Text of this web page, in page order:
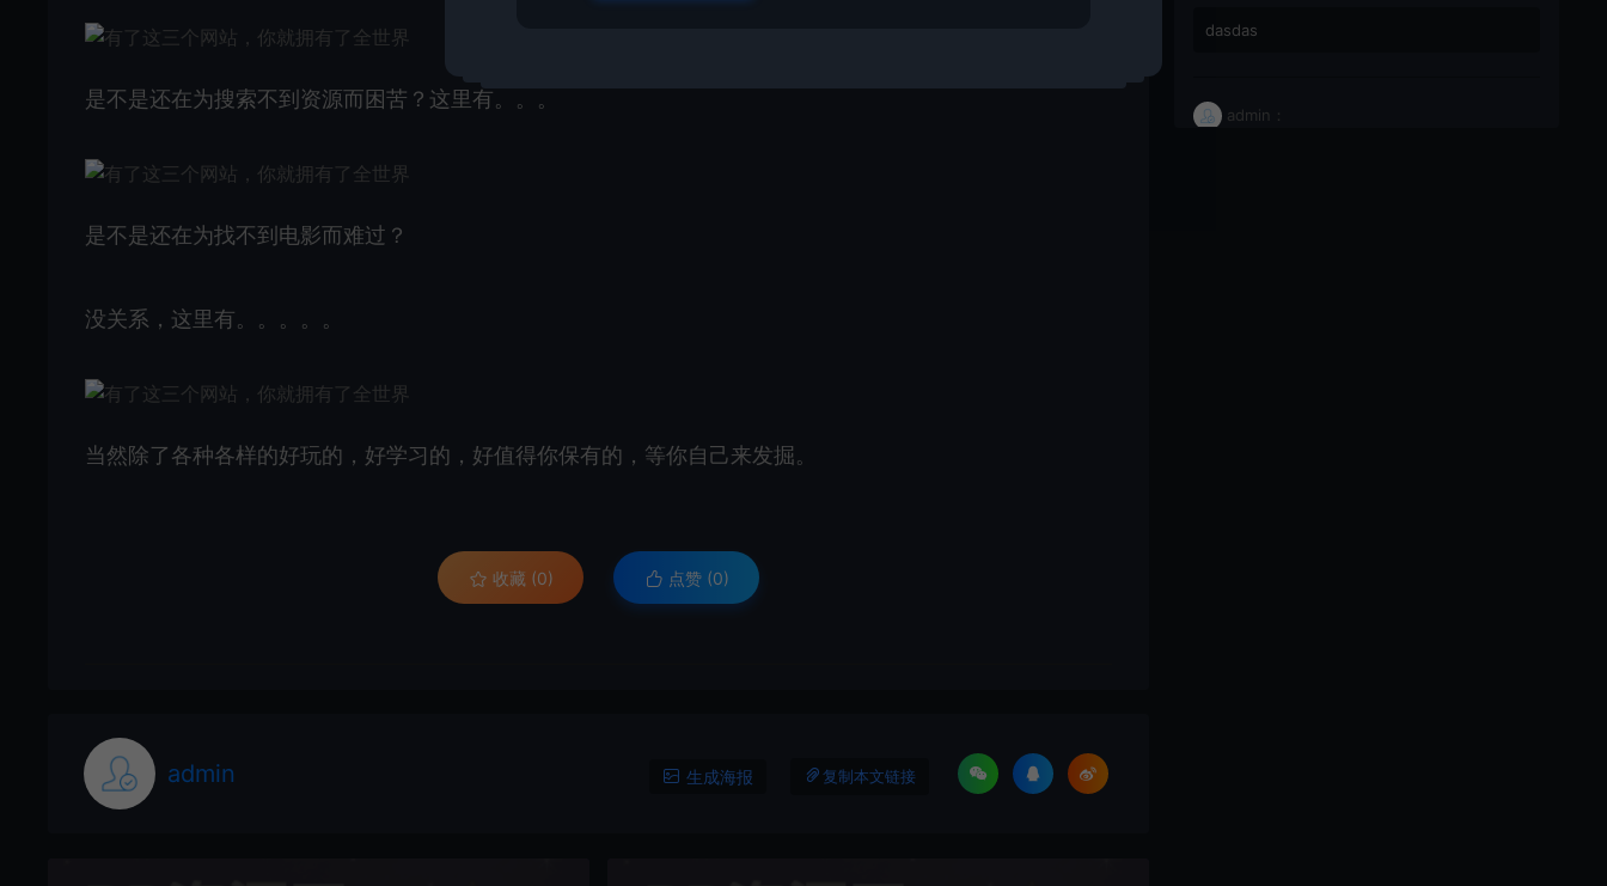
是不是还在为搜索不到资源而困苦？这里有。。。
是不是还在为找不到电影而难过？
没关系，这里有。。。。。
当然除了各种各样的好玩的，好学习的，好值得你保有的，等你自己来发掘。
收藏 (0) 点赞 (0)
admin 生成海报 复制本文链接
dasdas
admin：